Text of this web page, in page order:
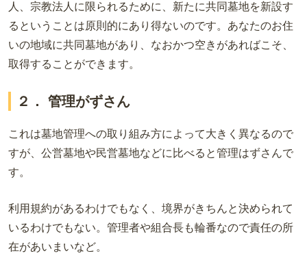
人、宗教法人に限られるために、新たに共同墓地を新設す
るということは原則的にあり得ないのです。あなたのお住
いの地域に共同墓地があり、なおかつ空きがあればこそ、
取得することができます。
２． 管理がずさん
これは墓地管理への取り組み方によって大きく異なるので
すが、公営墓地や民営墓地などに比べると管理はずさんで
す。
利用規約があるわけでもなく、境界がきちんと決められて
いるわけでもない。管理者や組合長も輪番なので責任の所
在があいまいなど。